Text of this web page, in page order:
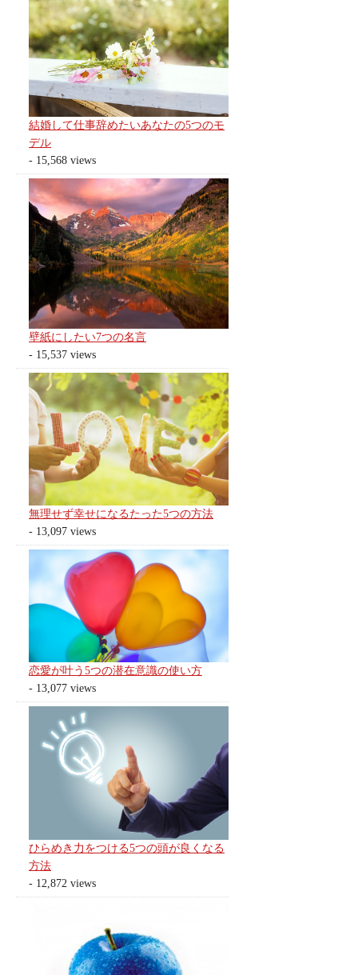
結婚して仕事辞めたいあなたの5つのモ
デル
- 15,568 views
壁紙にしたい7つの名言
- 15,537 views
無理せず幸せになるたった5つの方法
- 13,097 views
恋愛が叶う5つの潜在意識の使い方
- 13,077 views
ひらめき力をつける5つの頭が良くなる
方法
- 12,872 views